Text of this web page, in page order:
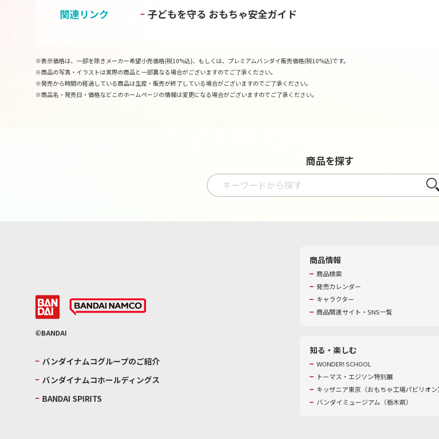
関連リンク 子どもを守る おもちゃ安全ガイド
※表示価格は、一部を除きメーカー希望小売価格(税10%込)、もしくは、プレミアムバンダイ販売価格(税10%込)です。
※商品の写真・イラストは実際の商品と一部異なる場合がございますのでご了承ください。
※発売から時間の経過している商品は生産・販売が終了している場合がございますのでご了承ください。
※商品名・発売日・価格などこのホームページの情報は変更になる場合がございますのでご了承ください。
商品を探す
さが
©BANDAI
バンダイナムコグループのご紹介
バンダイナムコホールディングス
BANDAI SPIRITS
商品情報
商品検索
発売カレンダー
キャラクター
商品関連サイト・SNS一覧
知る・楽しむ
WONDER! SCHOOL
トーマス・エジソン特別展
キッザニア東京（おもちゃ工場パビリオ
バンダイミュージアム（栃木県）